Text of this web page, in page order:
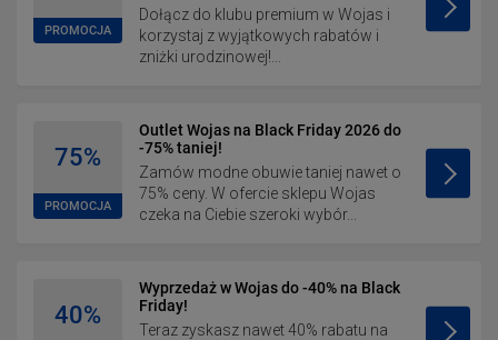
PROMOCJA
Dołącz do klubu premium w Wojas i
korzystaj z wyjątkowych rabatów i
zniżki urodzinowej!...
75%
PROMOCJA
Outlet Wojas na Black Friday 2026 do
-75% taniej!
Zamów modne obuwie taniej nawet o
75% ceny. W ofercie sklepu Wojas
czeka na Ciebie szeroki wybór...
40%
Wyprzedaż w Wojas do -40% na Black
Friday!
Teraz zyskasz nawet 40% rabatu na